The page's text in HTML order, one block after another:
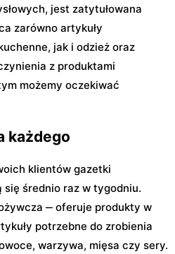
jest zatytułowana
zarówno artykuły
jak i odzież oraz
z produktami
możemy oczekiwać
każdego
klientów gazetki
średnio raz w tygodniu.
‒ oferuje produkty w
potrzebne do zrobienia
warzywa, mięsa czy sery.